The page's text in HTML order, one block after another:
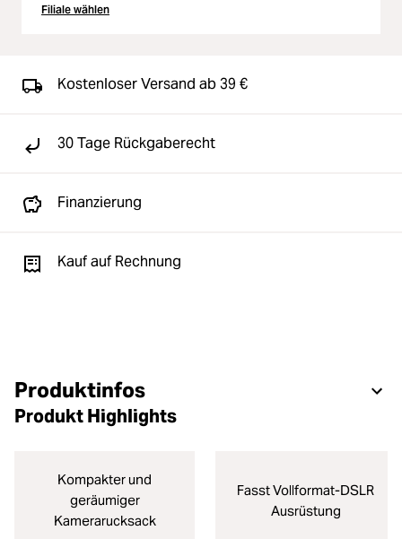
Filiale wählen
Kostenloser Versand ab 39 €
30 Tage Rückgaberecht
Finanzierung
Kauf auf Rechnung
Produktinfos
Produkt Highlights
Kompakter und
geräumiger
Kamerarucksack
Fasst Vollformat-DSLR
Ausrüstung